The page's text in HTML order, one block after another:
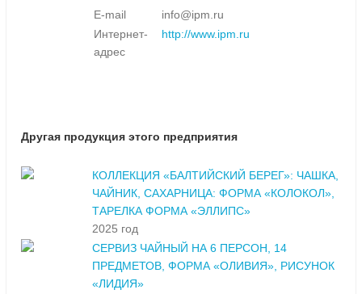
E-mail
info@ipm.ru
Интернет-
адрес
http://www.ipm.ru
Другая продукция этого предприятия
КОЛЛЕКЦИЯ «БАЛТИЙСКИЙ БЕРЕГ»: ЧАШКА,
ЧАЙНИК, САХАРНИЦА: ФОРМА «КОЛОКОЛ»,
ТАРЕЛКА ФОРМА «ЭЛЛИПС»
2025 год
СЕРВИЗ ЧАЙНЫЙ НА 6 ПЕРСОН, 14
ПРЕДМЕТОВ, ФОРМА «ОЛИВИЯ», РИСУНОК
«ЛИДИЯ»